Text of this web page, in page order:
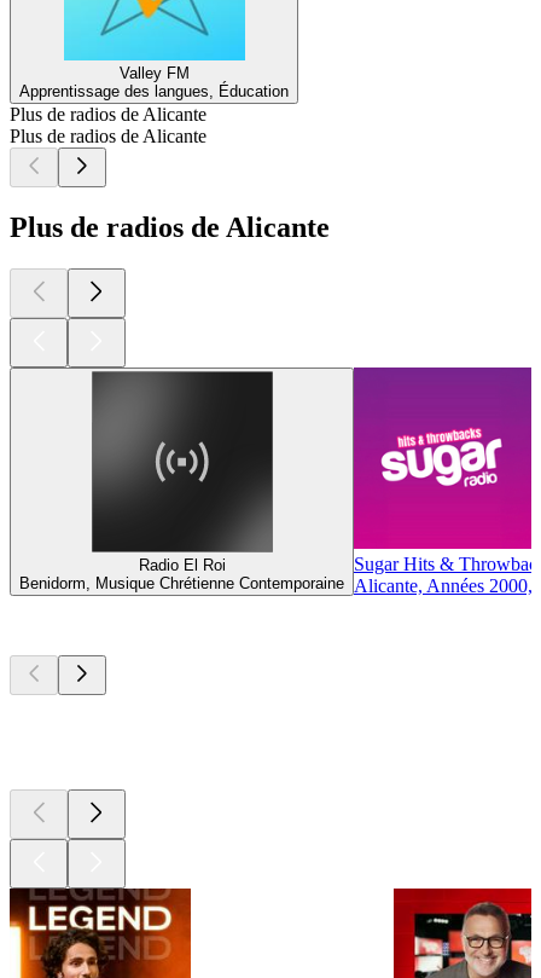
Valley FM
Apprentissage des langues, Éducation
Plus de radios de Alicante
Plus de radios de Alicante
Plus de radios de Alicante
Radio El Roi
Benidorm, Musique Chrétienne Contemporaine
Sugar Hits &
Alicante, Années 2000,